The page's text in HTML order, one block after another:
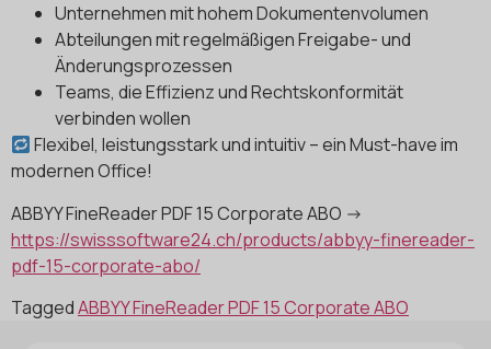
Unternehmen mit hohem Dokumentenvolumen
Abteilungen mit regelmäßigen Freigabe- und
Änderungsprozessen
Teams, die Effizienz und Rechtskonformität
verbinden wollen
Flexibel, leistungsstark und intuitiv – ein Must-have im
modernen Office!
ABBYY FineReader PDF 15 Corporate ABO ->
https://swisssoftware24.ch/products/abbyy-finereader-
pdf-15-corporate-abo/
TaggedABBYY FineReader PDF 15 Corporate ABO